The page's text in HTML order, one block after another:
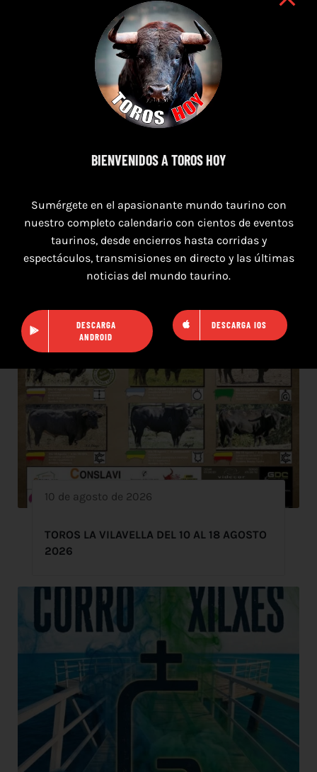
10 de agosto de 2026
TOROS LA VILAVELLA DEL 10 AL 18 AGOSTO
2026
BIENVENIDOS A TOROS HOY
Sumérgete en el apasionante mundo taurino con
nuestro completo calendario con cientos de eventos
taurinos, desde encierros hasta corridas y
espectáculos, transmisiones en directo y las últimas
noticias del mundo taurino.
DESCARGA
ANDROID
DESCARGA IOS